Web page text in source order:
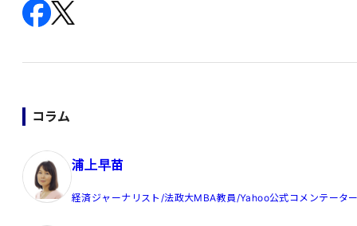
コラム
浦上早苗
経済ジャーナリスト/法政大MBA教員/Yahoo公式コメンテータ